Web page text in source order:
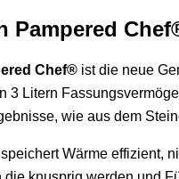
Pampered
Chef® ist die neue
3 Litern
wie aus dem
Wärme effizient,